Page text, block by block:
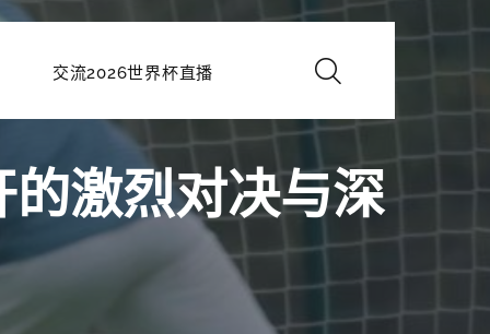
交流2026世界杯直播
激烈对决与深